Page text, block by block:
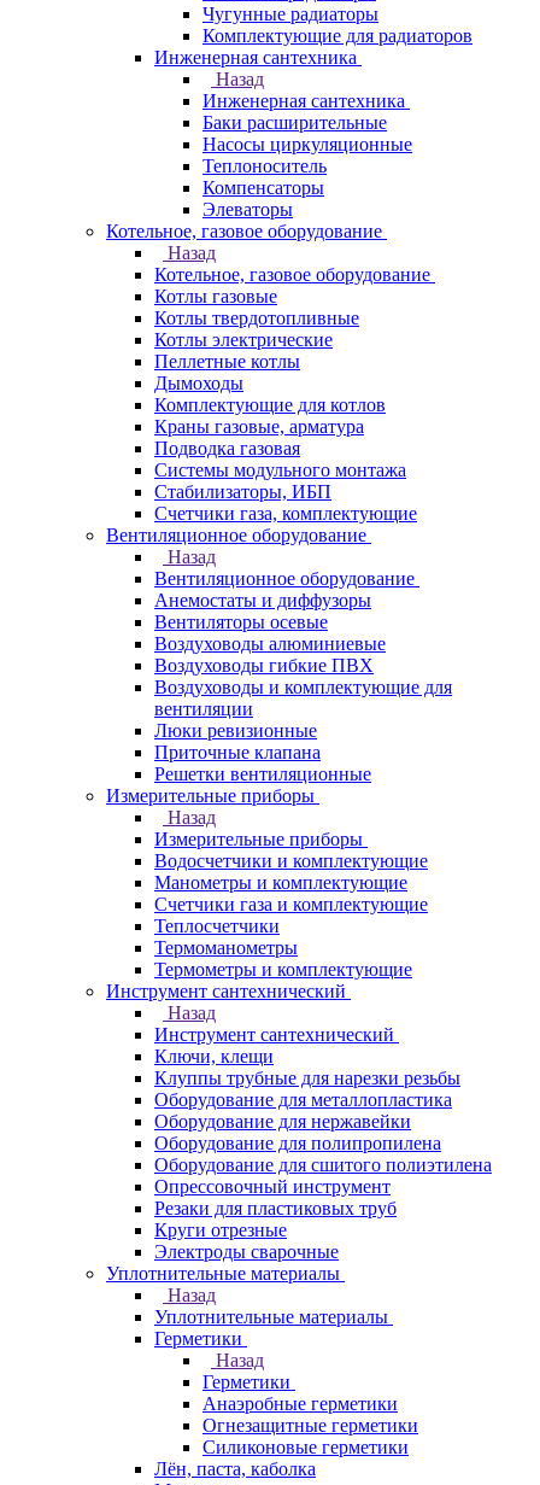
Чугунные радиаторы
Комплектующие для радиаторов
Инженерная сантехника
Назад
Инженерная сантехника
Баки расширительные
Насосы циркуляционные
Теплоноситель
Компенсаторы
Элеваторы
Котельное, газовое оборудование
Назад
Котельное, газовое оборудование
Котлы газовые
Котлы твердотопливные
Котлы электрические
Пеллетные котлы
Дымоходы
Комплектующие для котлов
Краны газовые, арматура
Подводка газовая
Системы модульного монтажа
Стабилизаторы, ИБП
Счетчики газа, комплектующие
Вентиляционное оборудование
Назад
Вентиляционное оборудование
Анемостаты и диффузоры
Вентиляторы осевые
Воздуховоды алюминиевые
Воздуховоды гибкие ПВХ
Воздуховоды и комплектующие для
вентиляции
Люки ревизионные
Приточные клапана
Решетки вентиляционные
Измерительные приборы
Назад
Измерительные приборы
Водосчетчики и комплектующие
Манометры и комплектующие
Счетчики газа и комплектующие
Теплосчетчики
Термоманометры
Термометры и комплектующие
Инструмент сантехнический
Назад
Инструмент сантехнический
Ключи, клещи
Клуппы трубные для нарезки резьбы
Оборудование для металлопластика
Оборудование для нержавейки
Оборудование для полипропилена
Оборудование для сшитого полиэтилена
Опрессовочный инструмент
Резаки для пластиковых труб
Круги отрезные
Электроды сварочные
Уплотнительные материалы
Назад
Уплотнительные материалы
Герметики
Назад
Герметики
Анаэробные герметики
Огнезащитные герметики
Силиконовые герметики
Лён, паста, каболка